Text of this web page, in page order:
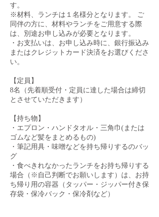
す。
※材料、ランチは１名様分となります。 ご
同伴の方に、材料やランチをご用意する際
は、別途お申し込みが必要となります。
・お支払いは、お申し込み時に、銀行振込み
またはクレジットカード決済をお選びくださ
い。
【定員】
8名（先着順受付・定員に達した場合は締切
とさせていただきます）
【持ち物】
・エプロン・ハンドタオル・三角巾(または
ゴムなど髪をまとめるもの)
・筆記用具・味噌などを持ち帰りするのバッ
グ
・食べきれなかったランチをお持ち帰りする
場合（※自己判断でお願いします）は、お持
ち帰り用の容器（タッパー・ジッパー付き保
存袋・保冷バック・保冷剤など）